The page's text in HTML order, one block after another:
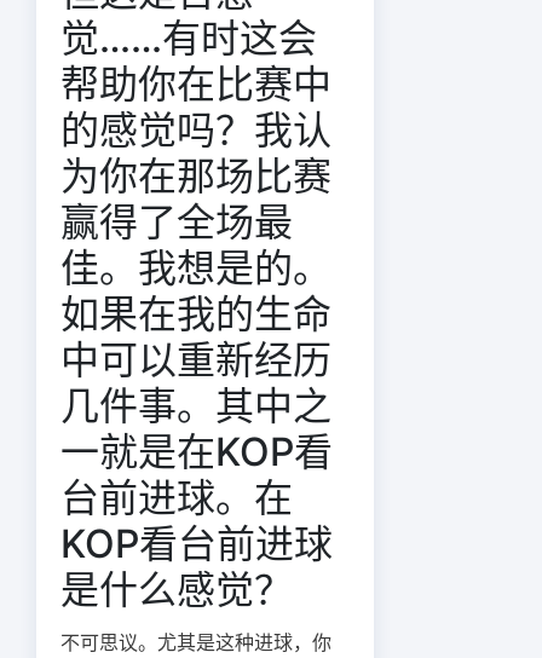
觉……有时这会
帮助你在比赛中
的感觉吗？我认
为你在那场比赛
赢得了全场最
佳。我想是的。
如果在我的生命
中可以重新经历
几件事。其中之
一就是在KOP看
台前进球。在
KOP看台前进球
是什么感觉？
不可思议。尤其是这种进球，你